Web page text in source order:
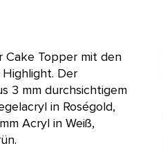
Topper mit den
Der
3 mm durchsichtigem
in Roségold,
Acryl in Weiß,